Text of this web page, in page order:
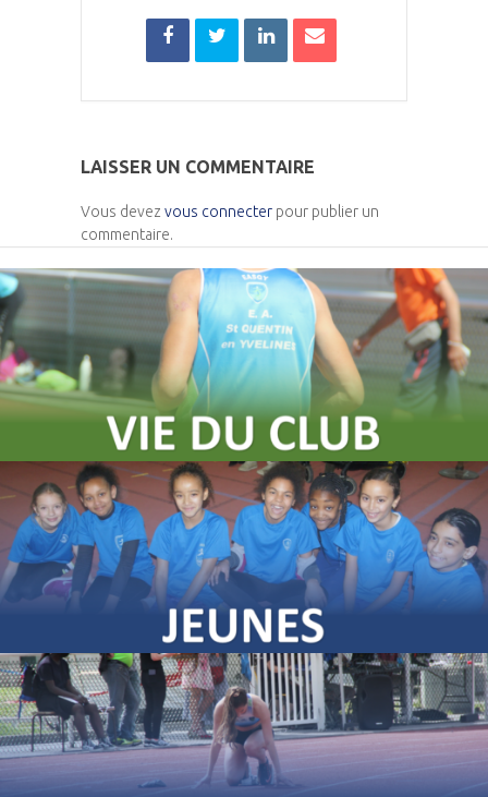
LAISSER UN COMMENTAIRE
Vous devez vous connecter pour publier un
commentaire.